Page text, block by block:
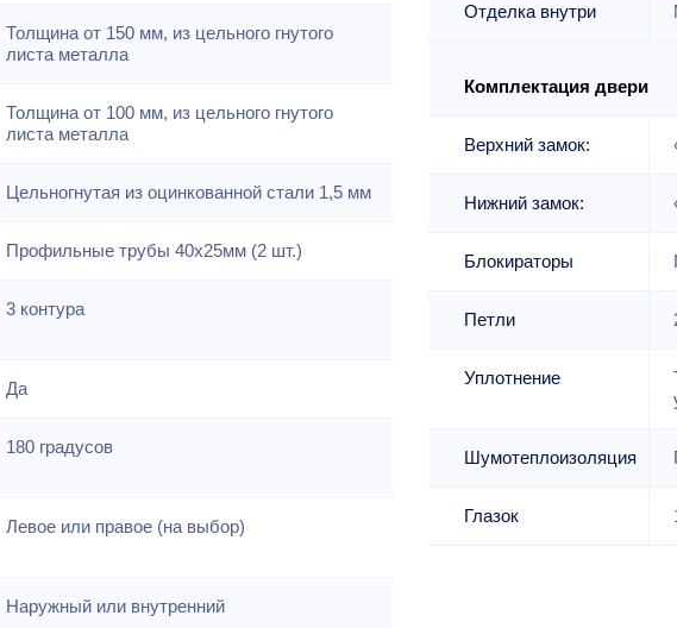
Толщина от 150 мм, из цельного гнутого
листа металла
Толщина от 100 мм, из цельного гнутого
листа металла
Цельногнутая из оцинкованной стали 1,5 мм
Профильные трубы 40х25мм (2 шт.)
3 контура
Да
180 градусов
Левое или правое (на выбор)
Наружный или внутренний
Отделка внутри
Комплектация двери
Верхний замок:
Нижний замок:
Блокираторы
Петли
Уплотнение
Шумотеплоизоляция
Глазок